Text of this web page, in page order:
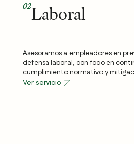
02Laboral
Asesoramos a empleadores en
defensa laboral, con foco en
cumplimiento normativo y
Ver servicio